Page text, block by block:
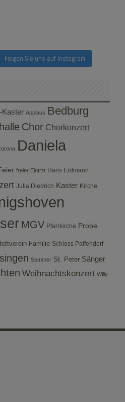
Folgen Sie uns auf Instagram
Kaster Applaus Bedburg
Chor Chorkonzert
Daniela
freier Eintritt Hans Erdmann
Julia Diedrich Kaster Kirche
MGV Pfarrkirche Probe
Familie Schloss Paffendorf
singen Sommer St. Peter Sänger
Weihnachtskonzert Willy